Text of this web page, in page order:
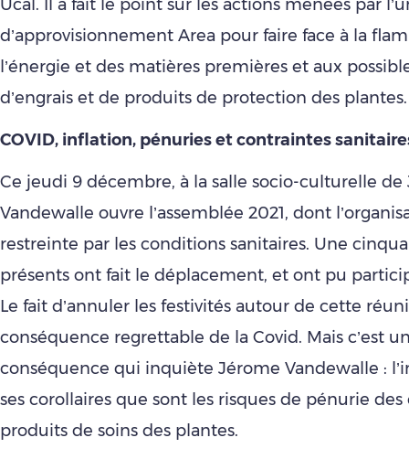
Ucal. Il a fait le point sur les actions menées par
d’approvisionnement Area pour faire face à la
l’énergie et des matières premières et aux
d’engrais et de produits de protection des plantes.
COVID, inflation, pénuries et contraintes
Ce jeudi 9 décembre, à la salle socio-culturelle de
Vandewalle ouvre l’assemblée 2021, dont
restreinte par les conditions sanitaires. Une
présents ont fait le déplacement, et ont pu
Le fait d’annuler les festivités autour de cette
conséquence regrettable de la Covid. Mais c’est
conséquence qui inquiète Jérome Vandewalle :
ses corollaires que sont les risques de pénurie des
produits de soins des plantes.